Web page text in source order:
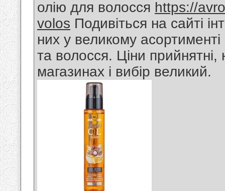
олію для волосся https://
volos Подивіться на сайті
них у великому
та волосся. Ціни
магазинах і вибір великий.